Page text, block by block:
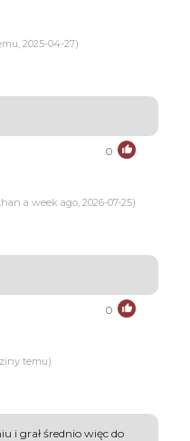
2025-04-27)
0
a week ago, 2026-07-25)
0
temu)
i grał średnio więc do